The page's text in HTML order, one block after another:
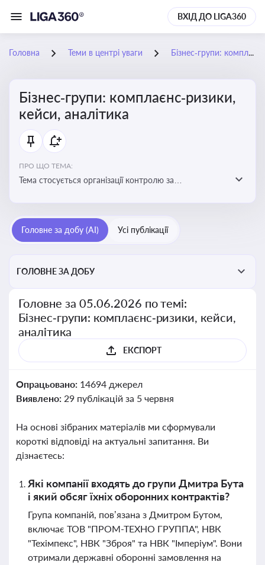
ВХІД ДО LIGA360
Головна Теми в центрі уваги Бізнес‑групи: комплаєнс‑ризики, кейси, аналітика
Бізнес‑групи: комплаєнс‑ризики,
кейси, аналітика
ПРО ЩО ТЕМА:
Тема стосується організації контролю за
Головне за добу (AI) Усі публікації
ГОЛОВНЕ ЗА ДОБУ
Головне за 05.06.2026 по темі:
Бізнес‑групи: комплаєнс‑ризики, кейси,
аналітика
ЕКСПОРТ
Опрацьовано: 14694 джерел
Виявлено: 29 публікацій за 5 червня
На основі зібраних матеріалів ми сформували
короткі відповіді на актуальні запитання. Ви
дізнаєтесь:
Які компанії входять до групи Дмитра Бута
і який обсяг їхніх оборонних контрактів?
Група компаній, пов’язана з Дмитром Бутом,
включає ТОВ "ПРОМ-ТЕХНО ГРУППА", НВК
"Техімпекс", НВК "Зброя" та НВК "Імперіум". Вони
отримали державні оборонні замовлення на